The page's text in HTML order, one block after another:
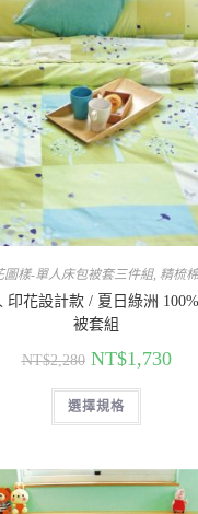
圖樣-單人床包被套三件組, 精梳棉
印花設計款 / 夏日綠洲
被套組
NT$2,280 NT$1,730
選擇規格